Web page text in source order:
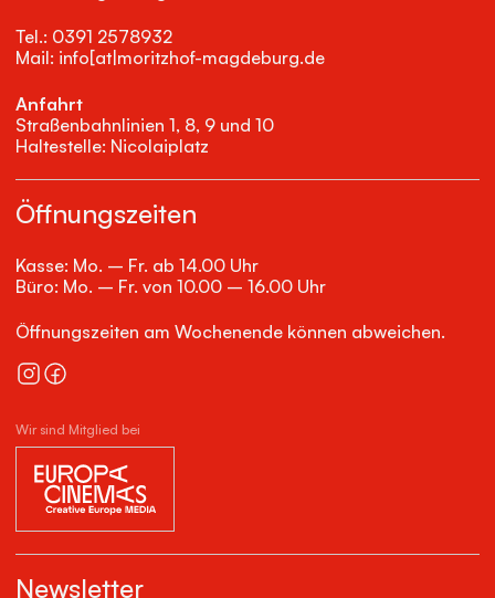
Tel.: 0391 2578932
Mail: info[at|moritzhof-magdeburg.de
Anfahrt
Straßenbahnlinien 1, 8, 9 und 10
Haltestelle: Nicolaiplatz
Öffnungszeiten
Kasse: Mo. – Fr. ab 14.00 Uhr
Büro: Mo. – Fr. von 10.00 – 16.00 Uhr
Öffnungszeiten am Wochenende können abweichen.
Wir sind Mitglied bei
Newsletter